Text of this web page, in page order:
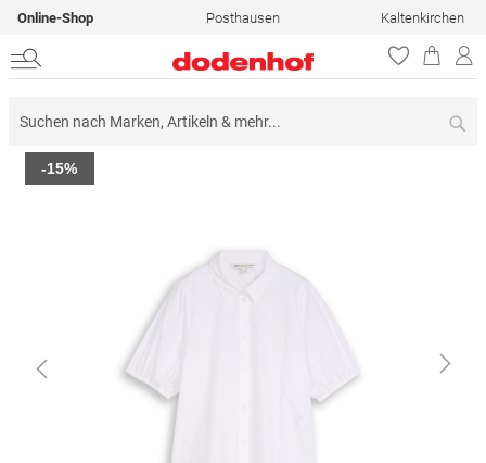
Online-Shop Posthausen Kaltenkirchen
Zum
Ende
-15%